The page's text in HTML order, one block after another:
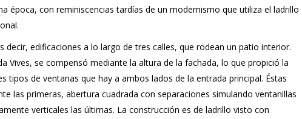
época, con reminiscencias tardías de un modernismo que utiliza el ladrillo
decir, edificaciones a lo largo de tres calles, que rodean un patio interior.
Vives, se compensó mediante la altura de la fachada, lo que propició la
tipos de ventanas que hay a ambos lados de la entrada principal. Éstas
las primeras, abertura cuadrada con separaciones simulando ventanillas
verticales las últimas. La construcción es de ladrillo visto con